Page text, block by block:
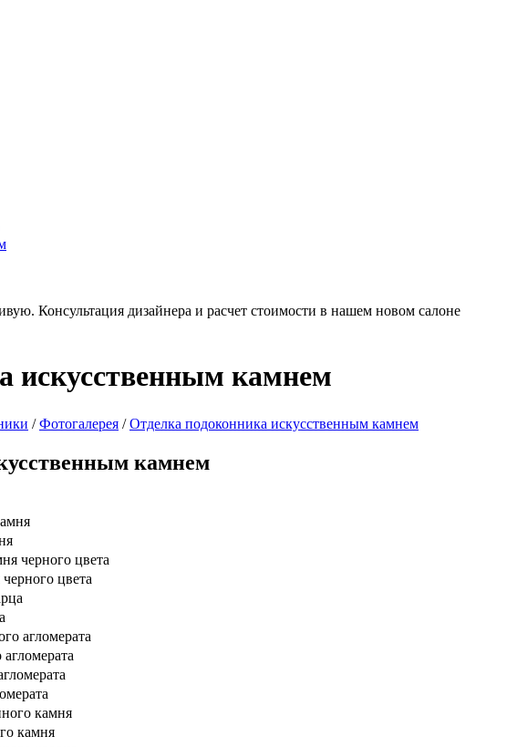
Консультация дизайнера и расчет стоимости в нашем новом салоне
искусственным камнем
/Фотогалерея /Отделка подоконника искусственным камнем
камнем
цвета
камня